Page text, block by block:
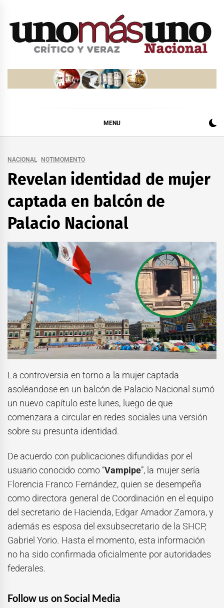
MENU
NACIONAL NOTIMOMENTO
Revelan identidad de mujer
captada en balcón de
Palacio Nacional
La controversia en torno a la mujer captada
asoléandose en un balcón de Palacio Nacional sumó
un nuevo capítulo este lunes, luego de que
comenzara a circular en redes sociales una versión
sobre su presunta identidad.
De acuerdo con publicaciones difundidas por el
usuario conocido como “Vampipe”, la mujer sería
Florencia Franco Fernández, quien se desempeña
como directora general de Coordinación en el equipo
del secretario de Hacienda, Edgar Amador Zamora, y
además es esposa del exsubsecretario de la SHCP,
Gabriel Yorio. Hasta el momento, esta información
no ha sido confirmada oficialmente por autoridades
federales.
Follow us on Social Media